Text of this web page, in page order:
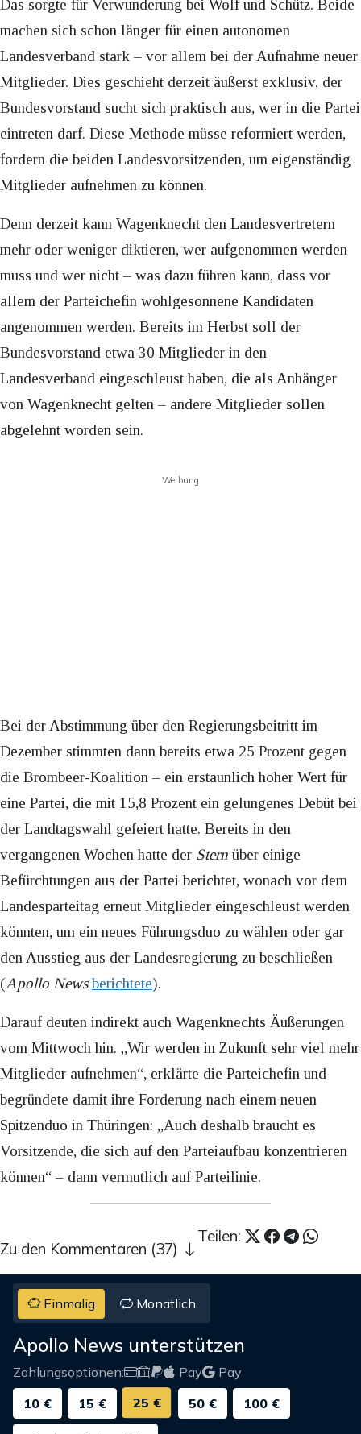
Das sorgte für Verwunderung bei Wolf und Schütz. Beide
machen sich schon länger für einen autonomen
Landesverband stark – vor allem bei der Aufnahme neuer
Mitglieder. Dies geschieht derzeit äußerst exklusiv, der
Bundesvorstand sucht sich praktisch aus, wer in die Partei
eintreten darf. Diese Methode müsse reformiert werden,
fordern die beiden Landesvorsitzenden, um eigenständig
Mitglieder aufnehmen zu können.
Denn derzeit kann Wagenknecht den Landesvertretern
mehr oder weniger diktieren, wer aufgenommen werden
muss und wer nicht – was dazu führen kann, dass vor
allem der Parteichefin wohlgesonnene Kandidaten
angenommen werden. Bereits im Herbst soll der
Bundesvorstand etwa 30 Mitglieder in den
Landesverband eingeschleust haben, die als Anhänger
von Wagenknecht gelten – andere Mitglieder sollen
abgelehnt worden sein.
Werbung
Bei der Abstimmung über den Regierungsbeitritt im
Dezember stimmten dann bereits etwa 25 Prozent gegen
die Brombeer-Koalition – ein erstaunlich hoher Wert für
eine Partei, die mit 15,8 Prozent ein gelungenes Debüt bei
der Landtagswahl gefeiert hatte. Bereits in den
vergangenen Wochen hatte der Stern über einige
Befürchtungen aus der Partei berichtet, wonach vor dem
Landesparteitag erneut Mitglieder eingeschleust werden
könnten, um ein neues Führungsduo zu wählen oder gar
den Ausstieg aus der Landesregierung zu beschließen
(Apollo News berichtete).
Darauf deuten indirekt auch Wagenknechts Äußerungen
vom Mittwoch hin. „Wir werden in Zukunft sehr viel mehr
Mitglieder aufnehmen“, erklärte die Parteichefin und
begründete damit ihre Forderung nach einem neuen
Spitzenduo in Thüringen: „Auch deshalb braucht es
Vorsitzende, die sich auf den Parteiaufbau konzentrieren
können“ – dann vermutlich auf Parteilinie.
Teilen:
Zu den Kommentaren (37)
Einmalig Monatlich
Apollo News unterstützen
Zahlungsoptionen: Pay
Pay
10 €
15 € 25 € 50 € 100 €